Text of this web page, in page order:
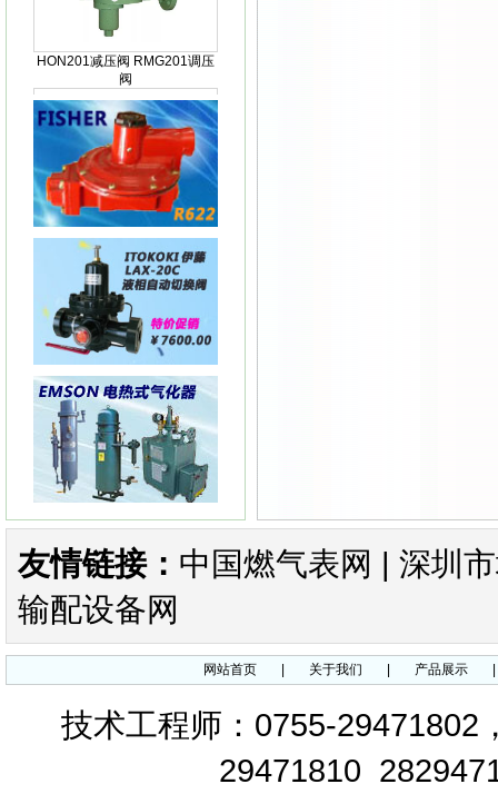
HON200减压阀RGM200减压
阀
KIMRAY150指挥器KIMRAY
150减压阀
减压阀
FLUXI2000/TZ涡轮流量计
友情链接： 中国燃气表网 | 深圳
输配设备网
网站首页 关于我们 产品展示
技术工程师：0755-29471802
29471810